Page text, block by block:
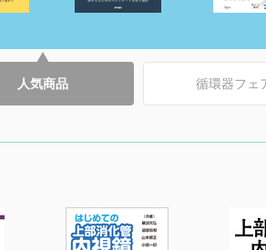
人気商品 循環器フェ